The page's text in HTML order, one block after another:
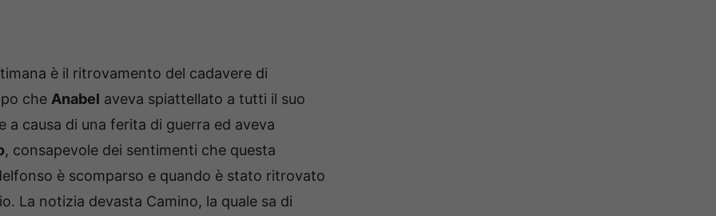
è il ritrovamento del cadavere di
che Anabel aveva spiattellato a tutti il suo
a causa di una ferita di guerra ed aveva
, consapevole dei sentimenti che questa
è scomparso e quando è stato ritrovato
La notizia devasta Camino, la quale sa di